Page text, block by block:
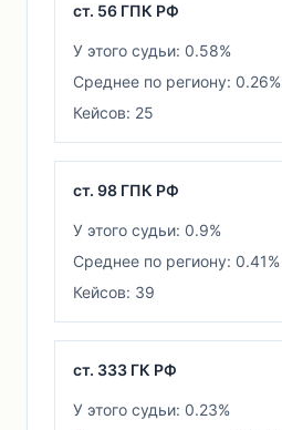
ст. 56 ГПК РФ
У этого судьи: 0.58%
Среднее по региону: 0.26%
Кейсов: 25
ст. 98 ГПК РФ
У этого судьи: 0.9%
Среднее по региону: 0.41%
Кейсов: 39
ст. 333 ГК РФ
У этого судьи: 0.23%